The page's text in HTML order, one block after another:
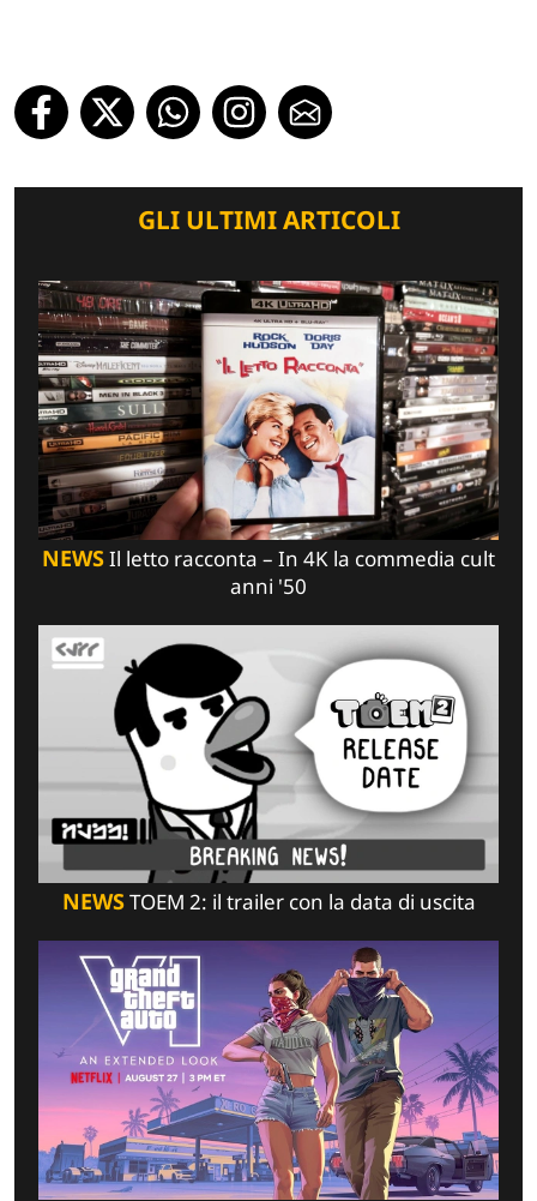
GLI ULTIMI ARTICOLI
NEWSIl letto racconta – In 4K la commedia cult
anni '50
NEWSTOEM 2: il trailer con la data di uscita